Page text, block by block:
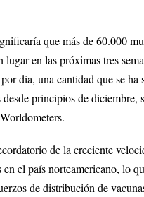
que más de 60.000
lugar en las próximas tres
día, una cantidad que se ha
desde principios de diciembre,
de la creciente
el país norteamericano, lo
de distribución de